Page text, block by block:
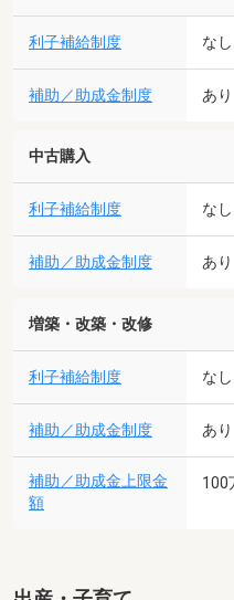
利子補給制度 なし
補助／助成金制度 あり
中古購入
利子補給制度 なし
補助／助成金制度 あり
増築・改築・改修
利子補給制度 なし
補助／助成金制度 あり
補助／助成金上限金
額
100